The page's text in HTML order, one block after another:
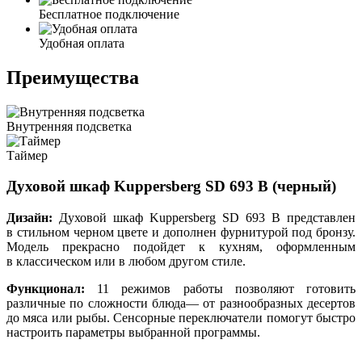
Бесплатное подключение
Удобная оплата
Преимущества
Внутренняя подсветка
Таймер
Духовой шкаф Kuppersberg SD 693 B (черный)
Дизайн: Духовой шкаф Kuppersberg SD 693 B представлен
в стильном черном цвете и дополнен фурнитурой под бронзу.
Модель прекрасно подойдет к кухням, оформленным
в классическом или в любом другом стиле.
Функционал: 11 режимов работы позволяют готовить
различные по сложности блюда— от разнообразных десертов
до мяса или рыбы. Сенсорные переключатели помогут быстро
настроить параметры выбранной программы.